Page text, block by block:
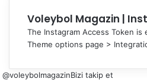
Voleybol Magazin |
The Instagram Access Token is
Theme options page >
@voleybolmagazinBizi takip et